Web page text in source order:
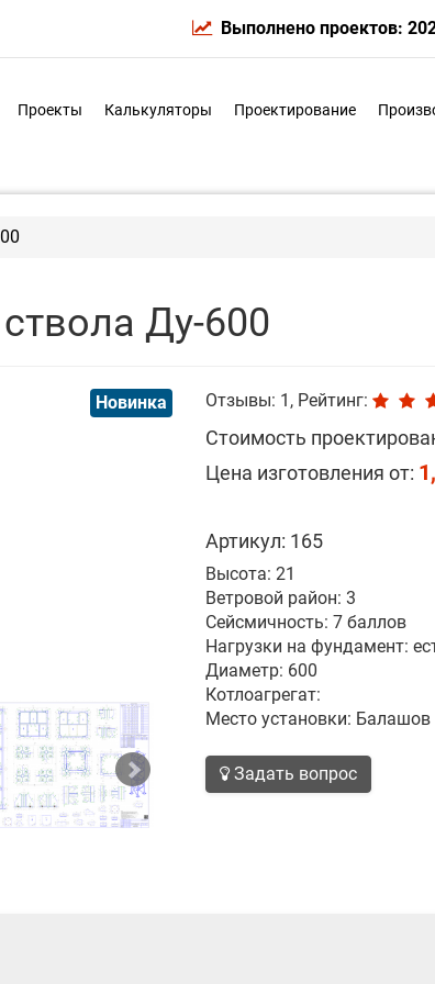
Выполнено проектов:
Проекты Калькуляторы Проектирование
Ду-600
Новинка Отзывы: 1, Рейтинг:
Стоимость
Цена изготовления от:
Артикул: 165
Высота: 21
Ветровой район: 3
Сейсмичность: 7 баллов
Нагрузки на фундамент:
Диаметр: 600
Котлоагрегат:
Место установки: Балашов
Задать вопрос